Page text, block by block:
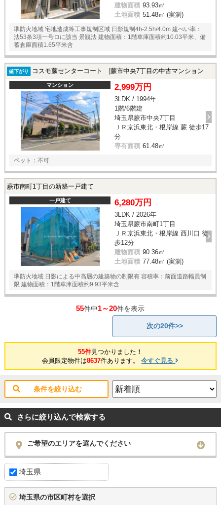
建物面積 93.93㎡
土地面積 51.48㎡ (実測)
準防火地域 宅地造成等工事規制区域 日影規制4h-2.5h/4.0m 建ぺい率：
法53条3項一号ロに該当 景観法 建物面積：1階車庫面積約10.03平米、備
蓄倉庫面積1.65平米含
値下がり コスモ蕨センターコート |蕨市中央7丁目の中古マンション
マンション 2,999万円
3LDK / 1994年
1階/6階建
埼玉県蕨市中央7丁目
ＪＲ京浜東北・根岸線 蕨 徒歩17
分
専有面積 61.48㎡
ペット：不可
蕨市南町1丁目の新築一戸建て
一戸建て 6,280万円
3LDK / 2026年
埼玉県蕨市南町1丁目
ＪＲ京浜東北・根岸線 西川口 徒
歩12分
建物面積 90.36㎡
土地面積 77.48㎡ (実測)
準防火地域 日影による中高層の建築物の制限有 容積率：前面道路幅員制
限 建物面積：1階車庫面積約9.93平米含
55件中1～20件を表示
次の20件>>
55件見つかりました！
会員限定物件は8637件あります。今すぐ見る
条件を絞り込む
さらに絞り込んで検索する
ご希望のエリアを選んでください
埼玉県
埼玉県の市区町村を選択